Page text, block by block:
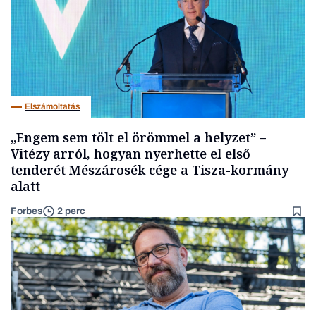
Elszámoltatás
„Engem sem tölt el örömmel a helyzet” –
Vitézy arról, hogyan nyerhette el első
tenderét Mészárosék cége a Tisza-kormány
alatt
Forbes 2 perc